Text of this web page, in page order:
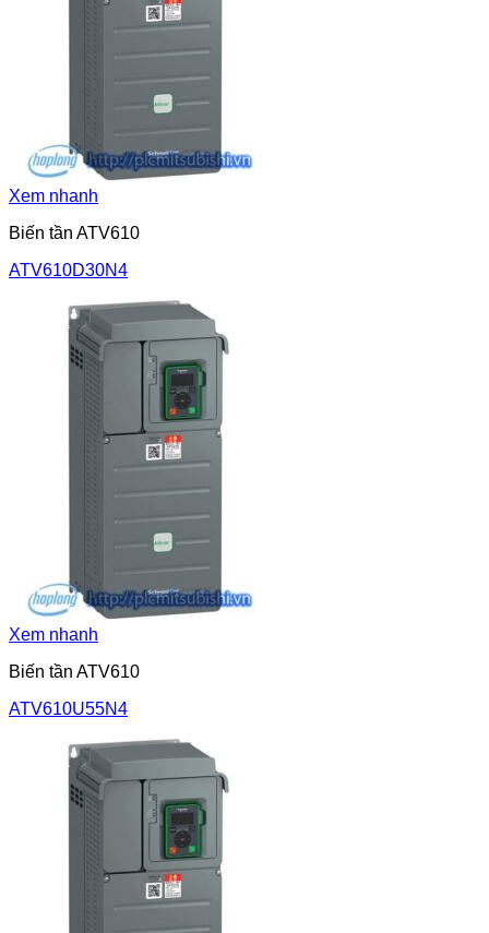
Xem nhanh
Biến tần ATV610
ATV610D30N4
Xem nhanh
Biến tần ATV610
ATV610U55N4